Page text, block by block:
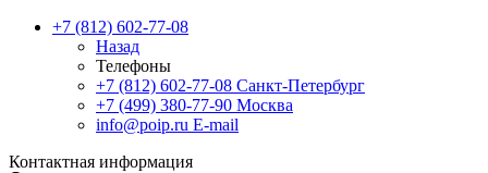
+7 (812) 602-77-08
Назад
Телефоны
+7 (812) 602-77-08 Санкт-Петербург
+7 (499) 380-77-90 Москва
info@poip.ru E-mail
Контактная информация